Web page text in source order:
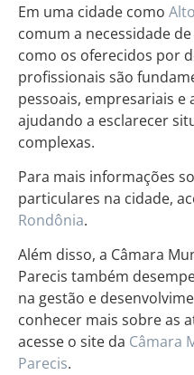
Em uma cidade como
comum a necessidade
como os oferecidos por
profissionais são
pessoais, empresariais e
ajudando a esclarecer
complexas.
Para mais informações
particulares na cidade,
Rondônia.
Além disso, a Câmara
Parecis também
na gestão e
conhecer mais sobre as
acesse o site da Câmara
Parecis.